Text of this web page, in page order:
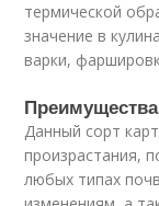
термической
значение в
варки,
Данный сорт
произрастания,
любых типах